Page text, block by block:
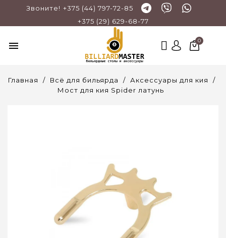
Звоните! +375 (44) 797-72-85
+375 (29) 629-68-77
menu
Главная Всё для бильярда
Аксессуары для кия
Мост для кия Spider латунь